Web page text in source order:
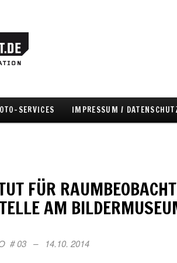
SERVICES IMPRESSUM /
FÜR
AM
# 03 – 14.10. 2014